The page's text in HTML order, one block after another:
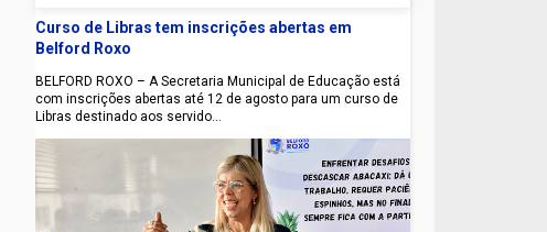
Curso de Libras tem inscrições abertas em
Belford Roxo
BELFORD ROXO – A Secretaria Municipal de Educação está
com inscrições abertas até 12 de agosto para um curso de
Libras destinado aos servido...